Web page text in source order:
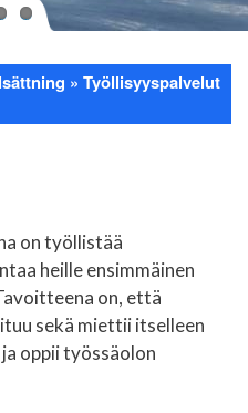
Työllisyyspalvelut
on työllistää
heille ensimmäinen
on, että
sekä miettii itselleen
oppii työssäolon